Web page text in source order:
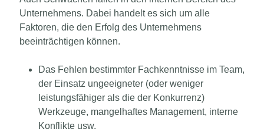
Unternehmens. Dabei handelt es sich um alle
Faktoren, die den Erfolg des Unternehmens
beeinträchtigen können.
Das Fehlen bestimmter Fachkenntnisse im Team,
der Einsatz ungeeigneter (oder weniger
leistungsfähiger als die der Konkurrenz)
Werkzeuge, mangelhaftes Management, interne
Konflikte usw.